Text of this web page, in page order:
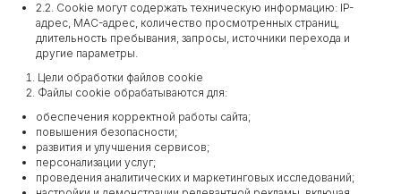
2.2. Cookie могут содержать техническую информацию: IP-
адрес, MAC-адрес, количество просмотренных страниц,
длительность пребывания, запросы, источники перехода и
другие параметры.
Цели обработки файлов cookie
Файлы cookie обрабатываются для:
обеспечения корректной работы сайта;
повышения безопасности;
развития и улучшения сервисов;
персонализации услуг;
проведения аналитических и маркетинговых исследований;